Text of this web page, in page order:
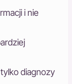
i nie
diagnozy